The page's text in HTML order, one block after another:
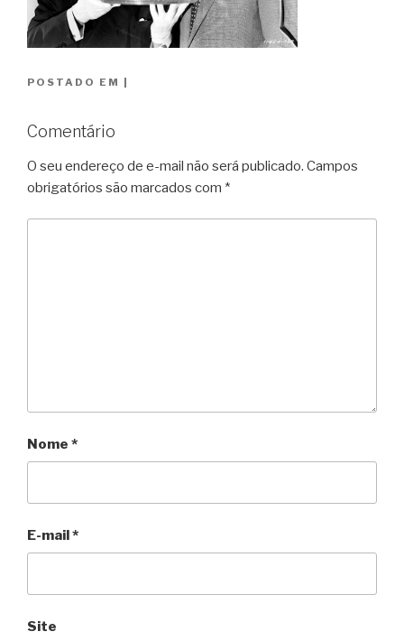
POSTADO EM
Comentário
O seu endereço de e-mail não será publicado. Campos
obrigatórios são marcados com *
Nome *
E-mail*
Site